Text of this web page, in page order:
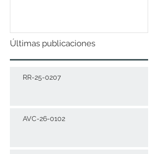
Últimas publicaciones
RR-25-0207
AVC-26-0102